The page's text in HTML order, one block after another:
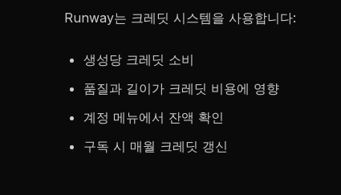
Runway는 크레딧 시스템을 사용합니다:
생성당 크레딧 소비
품질과 길이가 크레딧 비용에 영향
계정 메뉴에서 잔액 확인
구독 시 매월 크레딧 갱신